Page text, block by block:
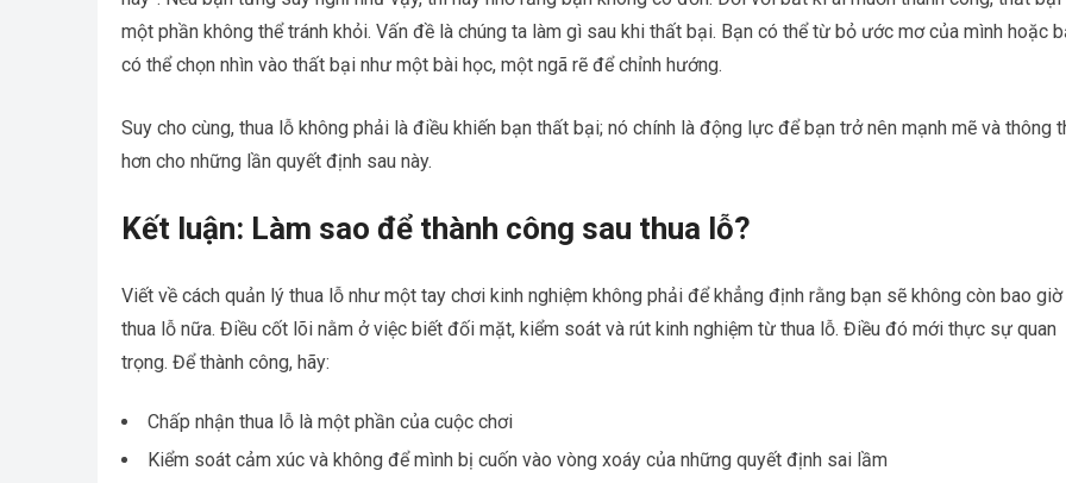
một phần không thể tránh khỏi. Vấn đề là chúng ta làm gì sau khi thất bại. Bạn có thể từ bỏ ước mơ của mình hoặc
có thể chọn nhìn vào thất bại như một bài học, một ngã rẽ để chỉnh hướng.
Suy cho cùng, thua lỗ không phải là điều khiến bạn thất bại; nó chính là động lực để bạn trở nên mạnh mẽ và thông
hơn cho những lần quyết định sau này.
Kết luận: Làm sao để thành công sau thua lỗ?
Viết về cách quản lý thua lỗ như một tay chơi kinh nghiệm không phải để khẳng định rằng bạn sẽ không còn bao giờ
thua lỗ nữa. Điều cốt lõi nằm ở việc biết đối mặt, kiểm soát và rút kinh nghiệm từ thua lỗ. Điều đó mới thực sự quan
trọng. Để thành công, hãy:
Chấp nhận thua lỗ là một phần của cuộc chơi
Kiểm soát cảm xúc và không để mình bị cuốn vào vòng xoáy của những quyết định sai lầm